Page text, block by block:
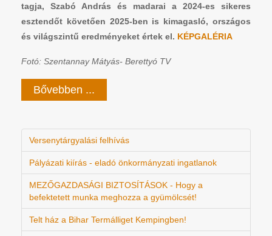
tagja, Szabó András és madarai a 2024-es sikeres
esztendőt követően 2025-ben is kimagasló, országos
és világszintű eredményeket értek el. KÉPGALÉRIA
Fotó: Szentannay Mátyás- Berettyó TV
Bővebben ...
Versenytárgyalási felhívás
Pályázati kiírás - eladó önkormányzati ingatlanok
MEZŐGAZDASÁGI BIZTOSÍTÁSOK - Hogy a
befektetett munka meghozza a gyümölcsét!
Telt ház a Bihar Termálliget Kempingben!